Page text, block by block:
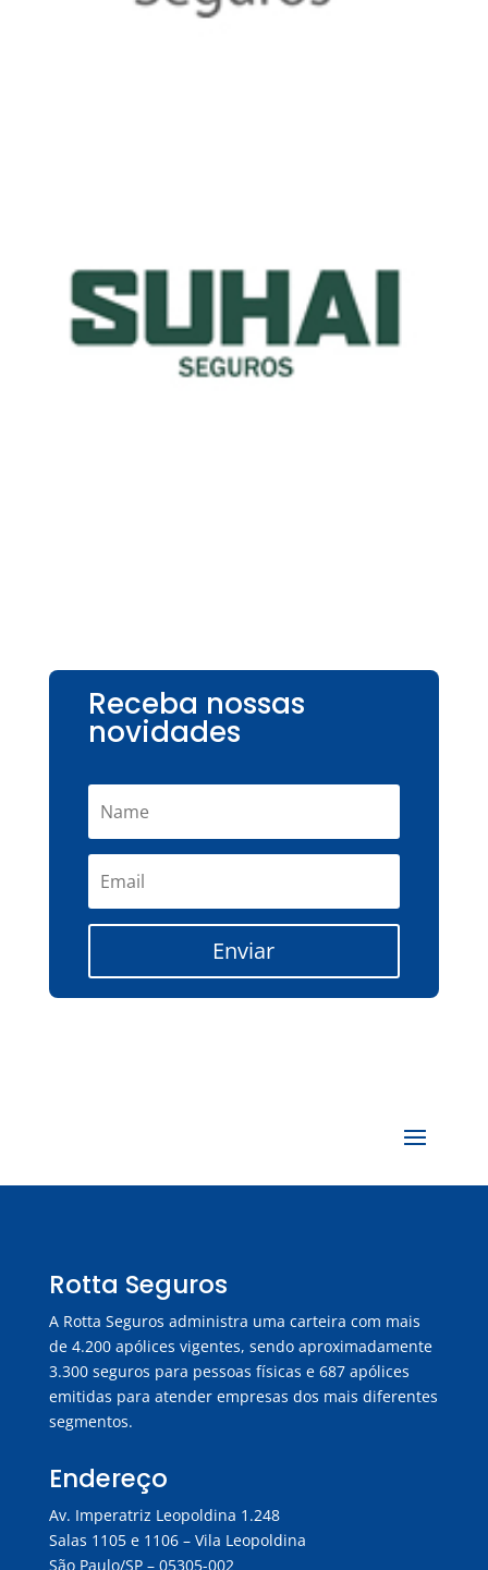
Receba nossas
novidades
Enviar
Rotta Seguros
A Rotta Seguros administra uma carteira com mais
de 4.200 apólices vigentes, sendo aproximadamente
3.300 seguros para pessoas físicas e 687 apólices
emitidas para atender empresas dos mais diferentes
segmentos.
Endereço
Av. Imperatriz Leopoldina 1.248
Salas 1105 e 1106 – Vila Leopoldina
São Paulo/SP – 05305-002